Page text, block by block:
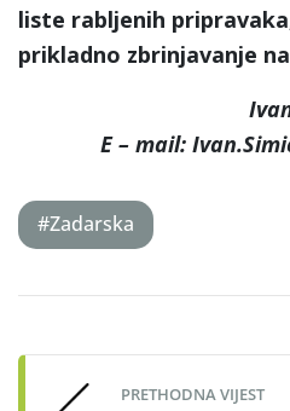
liste rabljenih
prikladno zbrinjavanje
E – mail:
#Zadarska
navigation
PRETHODNA VIJEST